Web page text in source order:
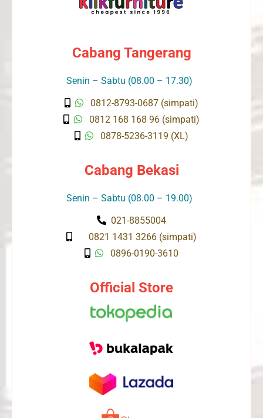
Cabang Tangerang
Senin – Sabtu (08.00 – 17.30)
0812-8793-0687 (simpati)
0812 168 168 96 (simpati)
0878-5236-3119 (XL)
Cabang Bekasi
Senin – Sabtu (08.00 – 19.00)
021-8855004
0821 1431 3266 (simpati)
0896-0190-3610
Official Store